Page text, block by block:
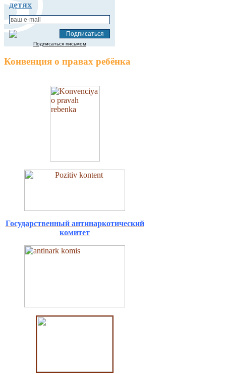
детях
Подписаться письмом
Конвенция о правах ребёнка
Государственный антинаркотический
комитет